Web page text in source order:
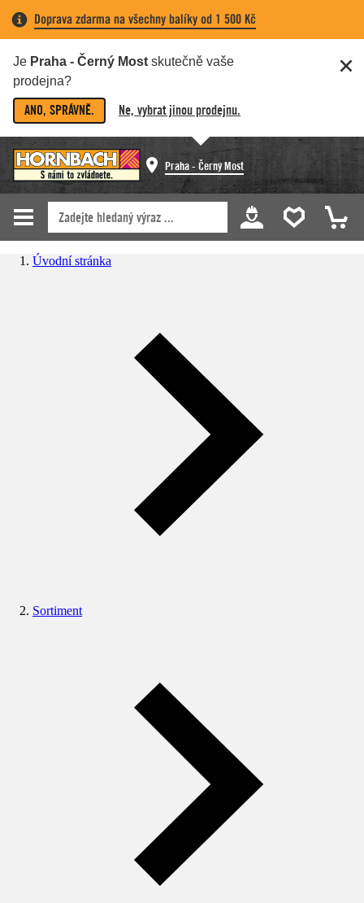
Doprava zdarma na všechny balíky od 1 500 Kč
Je Praha - Černý Most skutečně vaše
prodejna?
ANO, SPRÁVNĚ. Ne, vybrat jinou prodejnu.
Praha - Černý Most
Úvodní stránka
Sortiment